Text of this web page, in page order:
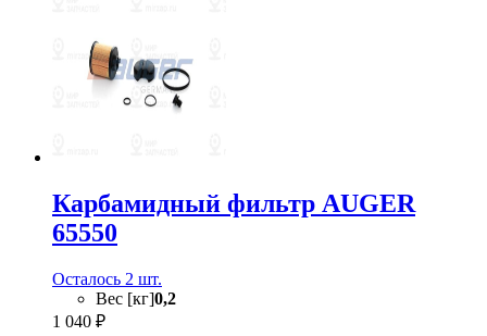
Карбамидный фильтр AUGER
65550
Осталось 2 шт.
Вес [кг]0,2
1 040 ₽